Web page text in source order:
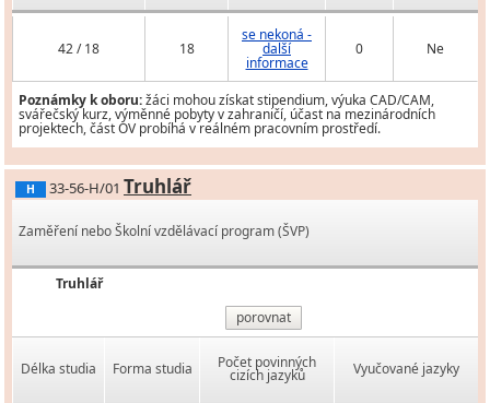
42 / 18 18
se nekoná -
další
informace
0 Ne
Poznámky k oboru:žáci mohou získat stipendium, výuka CAD/CAM,
svářečský kurz, výměnné pobyty v zahraničí, účast na mezinárodních
projektech, část OV probíhá v reálném pracovním prostředí.
H 33-56-H/01 Truhlář
Zaměření nebo Školní vzdělávací program (ŠVP)
Truhlář
porovnat
Délka studia Forma studia Počet povinných
cizích jazyků Vyučované jazyky